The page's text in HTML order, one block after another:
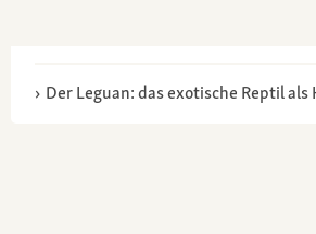
Der Leguan: das exotische Reptil als